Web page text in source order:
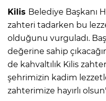
Kilis Belediye Başkanı
zahteri tadarken bu
olduğunu vurguladı.
değerine sahip
de kahvaltılık Kilis
şehrimizin kadim
zahterimize hayırlı